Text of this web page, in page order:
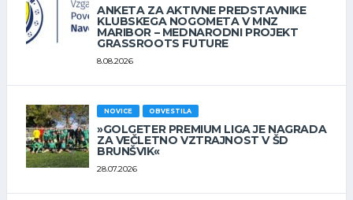
ANKETA ZA AKTIVNE PREDSTAVNIKE
KLUBSKEGA NOGOMETA V MNZ
MARIBOR – MEDNARODNI PROJEKT
GRASSROOTS FUTURE
8.08.2026
NOVICE OBVESTILA
»GOLGETER PREMIUM LIGA JE NAGRADA
ZA VEČLETNO VZTRAJNOST V ŠD
BRUNŠVIK«
28.07.2026